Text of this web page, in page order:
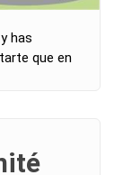
has
que en